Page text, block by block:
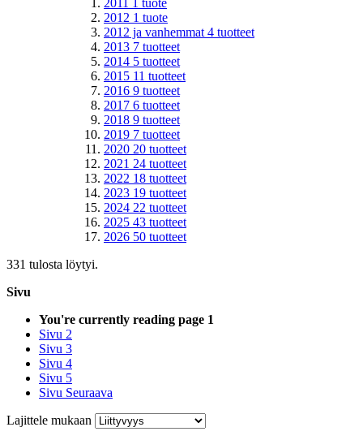
2012 1 tuote
2012 ja vanhemmat 4 tuotteet
2013 7 tuotteet
2014 5 tuotteet
2015 11 tuotteet
2016 9 tuotteet
2017 6 tuotteet
2018 9 tuotteet
2019 7 tuotteet
2020 20 tuotteet
2021 24 tuotteet
2022 18 tuotteet
2023 19 tuotteet
2024 22 tuotteet
2025 43 tuotteet
2026 50 tuotteet
331 tulosta löytyi.
Sivu
You're currently reading page 1
Sivu 2
Sivu 3
Sivu 4
Sivu 5
Sivu Seuraava
Lajittele mukaan